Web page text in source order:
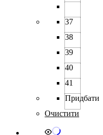
37
38
39
40
41
Придбати
Очистити